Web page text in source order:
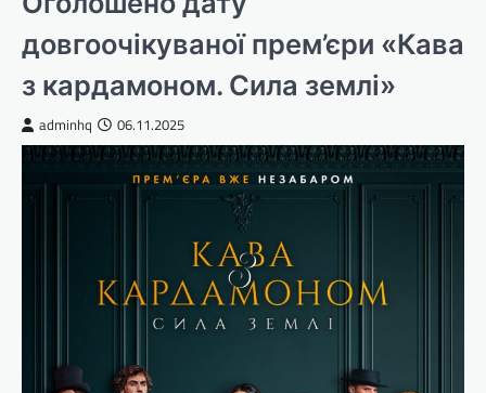
довгоочікуваної прем’єри «Кава
з кардамоном. Сила землі»
adminhq 06.11.2025